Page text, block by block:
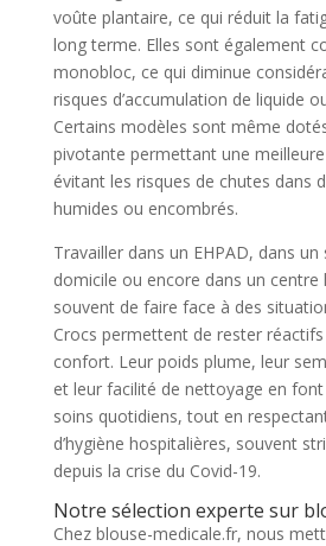
voûte plantaire, ce qui réduit la
long terme. Elles sont également
monobloc, ce qui diminue
risques d’accumulation de liquide
Certains modèles sont même
pivotante permettant une
évitant les risques de chutes dans
humides ou encombrés.
Travailler dans un EHPAD, dans
domicile ou encore dans un centre
souvent de faire face à des
Crocs permettent de rester
confort. Leur poids plume, leur
et leur facilité de nettoyage en font
soins quotidiens, tout en
d’hygiène hospitalières, souvent
depuis la crise du Covid-19.
Notre sélection experte sur
Chez blouse-medicale.fr, nous